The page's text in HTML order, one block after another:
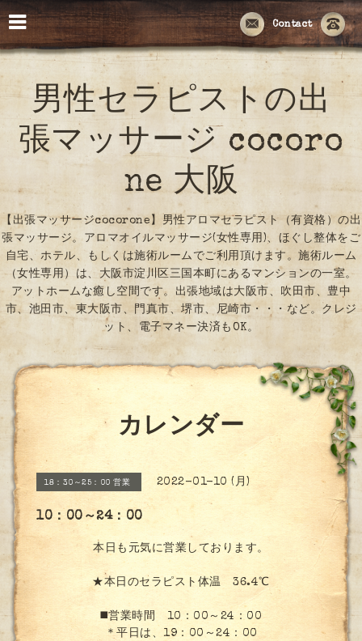
Contact
男性セラピストの出
張マッサージ cocoro
ne 大阪
【出張マッサージcocorone】男性アロマセラピスト（有資格）の出
張マッサージ。アロマオイルマッサージ(女性専用)、ほぐし整体をご
自宅、ホテル、もしくは施術ルームでご利用頂けます。施術ルーム
（女性専用）は、大阪市淀川区三国本町にあるマンションの一室。
アットホームな癒し空間です。出張地域は大阪市、吹田市、豊中
市、池田市、東大阪市、門真市、堺市、尼崎市・・・など。クレジ
ット、電子マネー決済もOK。
カレンダー
18：30～25：00 営業 2022-01-10 (月)
10：00～24：00
本日も元気に営業しております。
★本日のセラピスト体温 36.4℃
◼️営業時間 10：00～24：00
＊平日は、19：00～24：00